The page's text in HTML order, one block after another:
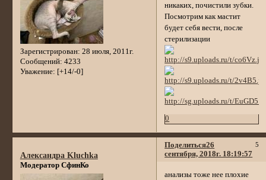
Зарегистрирован: 28 июля, 2011г.
Сообщений: 4233
Уважение: [+14/-0]
никаких, почистили зубки.
Посмотрим как мастит
будет себя вести, после
стерилизации
0
Поделиться 5
26
сентября, 2018г. 18:19:57
Александра Kluchka
Модератор СфинКо
анализы тоже нее плохие